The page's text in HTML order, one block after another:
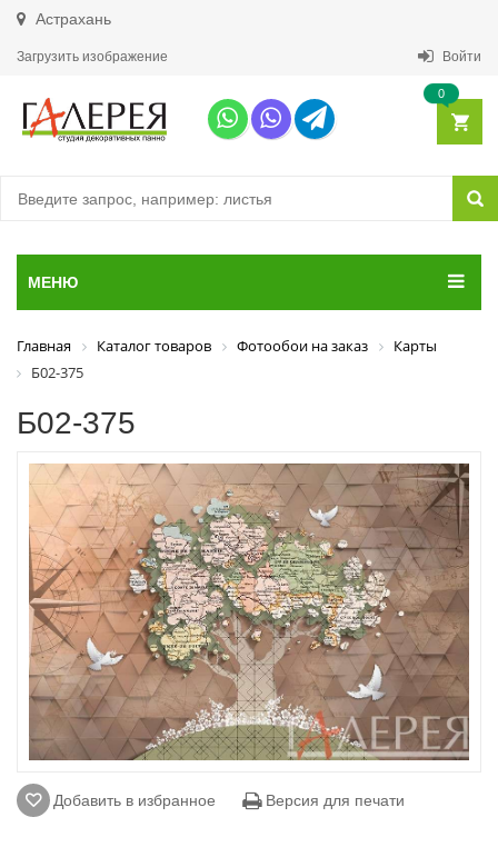
Астрахань
Загрузить изображение Войти
0
МЕНЮ
Главная Каталог товаров Фотообои на заказ
Карты
Б02-375
Б02-375
Добавить в избранное Версия для печати